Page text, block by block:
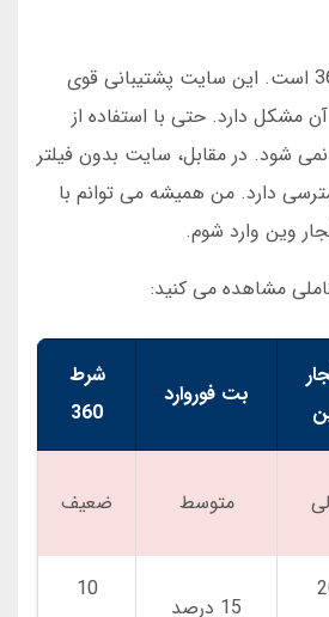
دومین رقیب، شرط 360 است. این سایت پشتیبانی قوی
مشکل دارد. حتی با استفاده از
شود. در مقابل، سایت بدون فیلتر
دارد. من همیشه می توانم با
وین وارد شوم.
مشاهده می کنید:
بت فوروارد
شرط
360
متوسط ضعیف
15 درصد
10